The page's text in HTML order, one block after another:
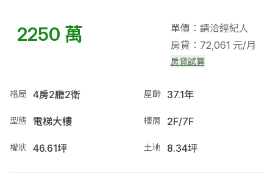
2250 萬
單價：請洽經紀人
房貸：72,061 元/月
房貸試算
格局 4房2廳2衛 屋齡 37.1年
型態 電梯大樓 樓層 2F/7F
權狀 46.61坪 土地 8.34坪